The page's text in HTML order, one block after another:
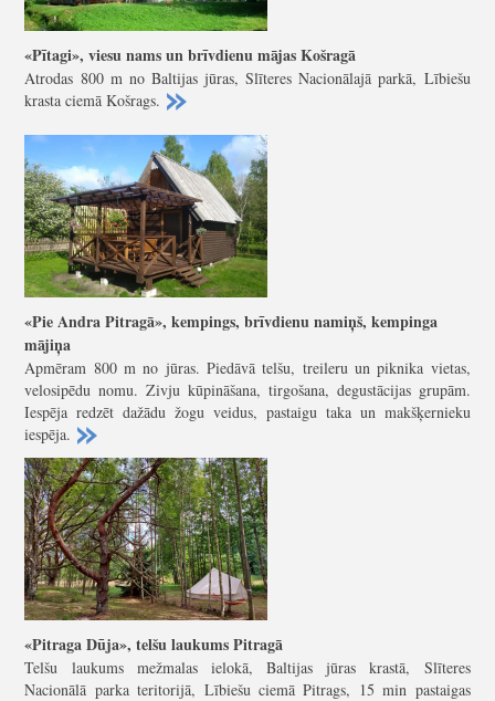
«Pītagi», viesu nams un brīvdienu mājas Košragā
Atrodas 800 m no Baltijas jūras, Slīteres Nacionālajā parkā, Lībiešu
krasta ciemā Košrags.
«Pie Andra Pitragā», kempings, brīvdienu namiņš, kempinga
mājiņa
Apmēram 800 m no jūras. Piedāvā telšu, treileru un piknika vietas,
velosipēdu nomu. Zivju kūpināšana, tirgošana, degustācijas grupām.
Iespēja redzēt dažādu žogu veidus, pastaigu taka un makšķernieku
iespēja.
«Pitraga Dūja», telšu laukums Pitragā
Telšu laukums mežmalas ielokā, Baltijas jūras krastā, Slīteres
Nacionālā parka teritorijā, Lībiešu ciemā Pitrags, 15 min pastaigas